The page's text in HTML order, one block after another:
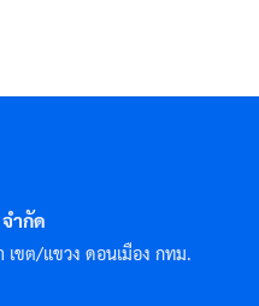
ำกัด
เขต/แขวง ดอนเมือง กทม.